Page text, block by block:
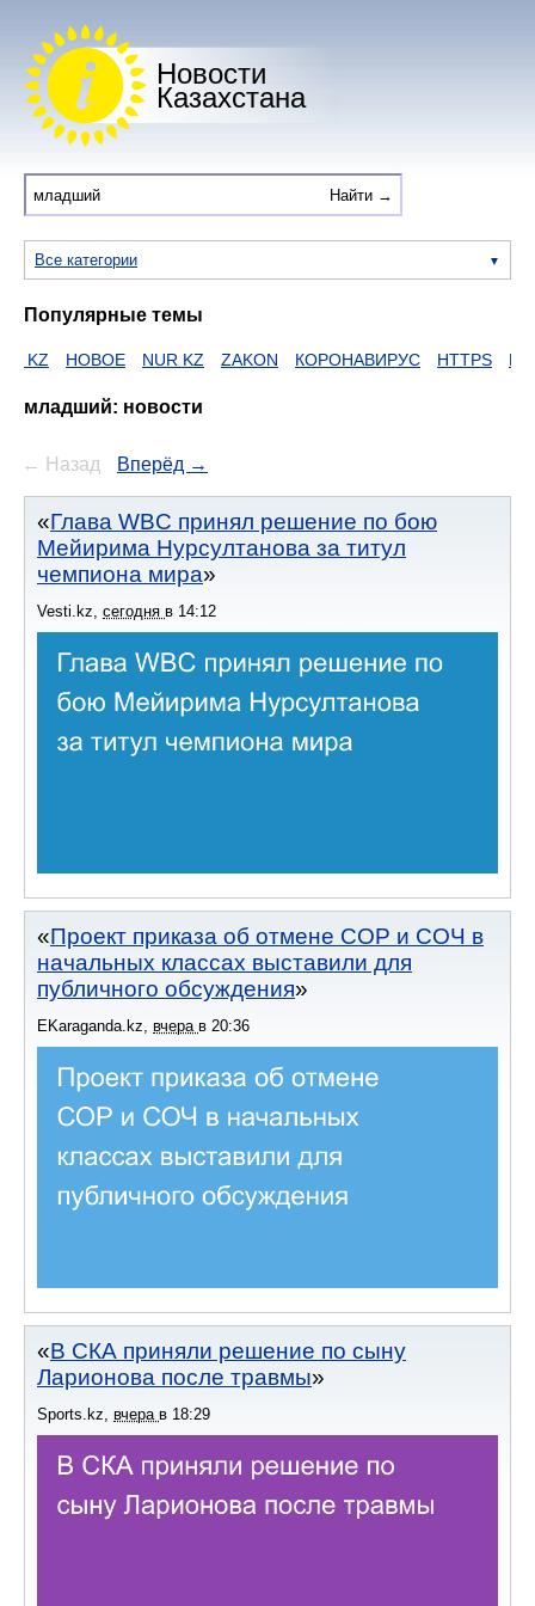
Новости
Казахстана
Все категории
Популярные темы
НОВОЕ NUR KZ ZAKON КОРОНАВИРУС HTTPS ЕГОВ I
младший: новости
← Назад Вперёд →
Глава WBC принял решение по бою
Мейирима Нурсултанова за титул
чемпиона мира
Vesti.kz, сегодня в 14:12
Проект приказа об отмене СОР и СОЧ в
начальных классах выставили для
публичного обсуждения
EKaraganda.kz вчера в 20:36
В СКА приняли решение по сыну
Ларионова после травмы
Sports.kz вчера в 18:29